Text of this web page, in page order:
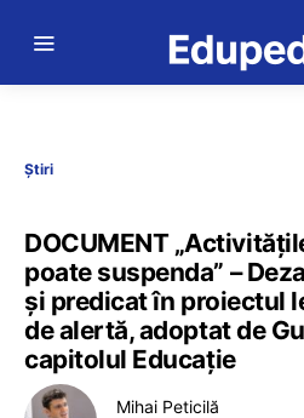
Știri
DOCUMENT
poate suspenda” –
și predicat în proiectul
de alertă, adoptat de
capitolul Educație
Mihai Peticilă